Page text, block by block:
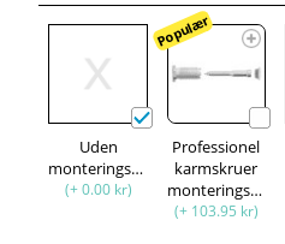
Uden
monteringssæt
(+ 0.00 kr)
Populær
Professionel
karmskruer
monteringssæt
(+ 103.95 kr)